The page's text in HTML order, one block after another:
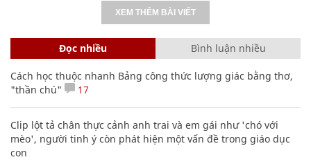
XEM THÊM BÀI VIẾT
Đọc nhiều Bình luận nhiều
Cách học thuộc nhanh Bảng công thức lượng giác bằng thơ,
"thần chú"
17
Clip lột tả chân thực cảnh anh trai và em gái như 'chó với
mèo', người tinh ý còn phát hiện một vấn đề trong giáo dục
con